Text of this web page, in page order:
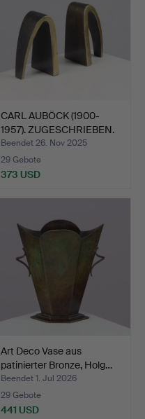
CARL AUBÖCK (1900-
1957). ZUGESCHRIEBEN.
Ei…
Beendet 26. Nov 2025
29 Gebote
373 USD
Art Deco Vase aus
patinierter Bronze, Holg…
Beendet 1. Jul 2026
29 Gebote
441 USD